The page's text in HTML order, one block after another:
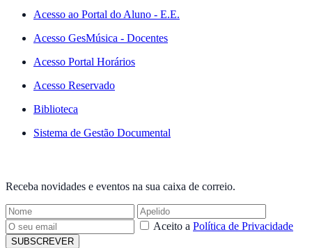
Acesso ao Portal do Aluno - E.E.
Acesso GesMúsica - Docentes
Acesso Portal Horários
Acesso Reservado
Biblioteca
Sistema de Gestão Documental
Receba novidades e eventos na sua caixa de correio.
Aceito a Política de Privacidade
SUBSCREVER